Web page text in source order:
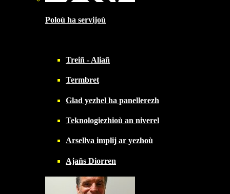
Poloù ha servijoù
Treiñ - Aliañ
Termbret
Glad yezhel ha panellerezh
Teknologiezhioù an niverel
Arsellva implij ar yezhoù
Ajañs Diorren